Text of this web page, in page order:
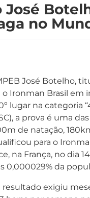
José
no
José Botelho,
Ironman Brasil em
lugar na categoria
a prova é uma
de natação,
para o
na França, no dia
0,000029% da
resultado exigiu